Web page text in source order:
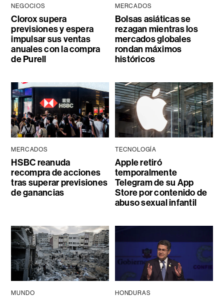
NEGOCIOS
Clorox supera
previsiones y espera
impulsar sus ventas
anuales con la compra
de Purell
MERCADOS
Bolsas asiáticas se
rezagan mientras los
mercados globales
rondan máximos
históricos
MERCADOS
HSBC reanuda
recompra de acciones
tras superar previsiones
de ganancias
TECNOLOGÍA
Apple retiró
temporalmente
Telegram de su App
Store por contenido de
abuso sexual infantil
MUNDO HONDURAS